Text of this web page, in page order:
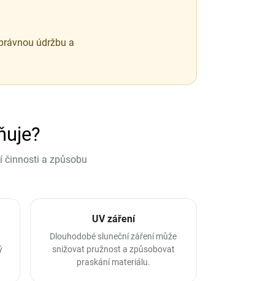
údržbu a
činnosti a způsobu
UV záření
Dlouhodobé sluneční záření může
snižovat pružnost a způsobovat
praskání materiálu.